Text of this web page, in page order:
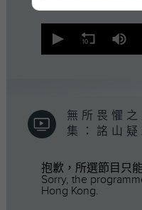
seconds
無所畏懼
集：詺山
抱歉，所選節目只
Sorry, the
Hong Kong.